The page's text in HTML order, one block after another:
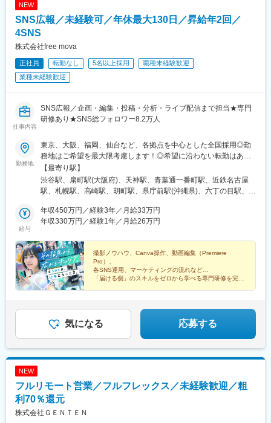
(東京都)、錦糸町駅、梅島駅、麹町駅、神田駅(東京都)、武蔵小金
三越前駅、明治神宮前駅、半蔵門駅、八丁堀駅(東京都)、多磨駅、
駅、赤坂駅(東京都)、虎ノ門駅、綾瀬駅、鶴川駅、水天宮前駅、新
橋駅、富士見ケ丘駅、豊田駅、西新井大師西駅、池上駅、羽田空
港第３ターミナル駅(京急)、八王子駅、神楽坂駅、南砂町駅、志茂
堂駅、鳥浜駅、横浜駅、三浦海岸駅、生田駅(神奈川県)、下飯田
駅、相武台前駅、湘南台駅、瀬谷駅、新百合ケ丘駅、センター南
野駅、藤が丘駅(神奈川県)、東戸塚駅、長津田駅、新横浜駅、山手
駅、関屋駅(新潟県)、甲斐住吉駅、渚駅(長野県)、掛川駅、掛川市
役所前駅、神宮前駅、西春駅、小池駅、荒畑駅、牛久保駅、水口
駅、瀬田駅(滋賀県)、醍醐駅(京都府)、西院駅(阪急線)、伏見桃山
駅、西大路駅、烏丸駅、円町駅、西大橋駅、なんば駅(南海線)、大
阪駅、門真市駅、本町駅、大阪梅田駅(阪急線)、南森町駅、河内国
分駅、樽井駅、森ノ宮駅、ドーム前千代崎駅、玉出駅、少路駅、
蒲生四丁目駅、あびこ駅、柏原駅(大阪府)、千里丘駅、和泉府中
駅、千里中央駅(北大阪急行)、鶴見緑地駅、天王寺駅、三国駅(大
駅、忍ケ丘駅、京橋駅(大阪府)、七道駅、庄内駅(大阪府)、なんば
駅(地下鉄)、上牧駅(大阪府)、江坂駅、樟葉駅、なかもず駅、鳳
駅、天満橋駅、十三駅、中央市場前駅、三宮・花時計前駅、ひめ
じ別所駅、道場南口駅、仁川駅、姫路駅、御影駅(兵庫県・阪神
線)、岩屋駅(兵庫県)、学園都市駅、芦屋駅(東海道本線)、西明石
駅、佐賀駅、鳥栖駅、西鉄福岡駅、西新駅、博多駅、天神南駅、
大野城駅、安部山公園駅、賀茂駅、羽犬塚駅、千早駅、都府楼南
駅、五郎丸駅、井尻駅、酒殿駅、東比恵駅、中洲川端駅、竹下
駅、福間駅、遠賀野駅、野芥駅、赤間駅、小倉駅(福岡県)、茶山駅
(福岡県)、熊西駅、光の森駅、荒尾駅(熊本県)、花畑町駅、長崎駅
NEW
SNS広報／未経験可／年休最大130日／昇給年2回／
4SNS
株式会社free mova
正社員 転勤なし 5名以上採用
職種未経験歓迎
業種未経験歓迎
仕事内容
SNS広報／企画・編集・投稿・分析・ライブ配信まで担当★専門
研修あり★SNS総フォロワー8.2万人
勤務地
東京、大阪、福岡、仙台など、各拠点を中心とした全国採用◎勤
務地はご希望を最大限考慮します！◎希望に沿わない転勤はあり
ません。◎無期雇用派遣での勤務となります。◎U・Iターン支援
（上京支援制度）あり■東京本社東京都渋谷区道玄坂2-25-12 道玄
坂通3階3-1a■大阪支店大阪府大阪市北区南扇町7-17 MF梅田ビル
神8F■仙台支店宮城県仙台市青葉区一番町3-3-1クラックス仙台
4F■名古屋支店愛知県名古屋市中村区名駅3-28-12大名古屋ビルヂ
市中央区北4条西4丁目1-7MMS札幌駅前ビル 324■高崎支店群馬県
高崎市栄町3番11号高崎バナーズビル 512■広島支店広島県広島市
中区幟町13－15リージャス新広島 1F・2F■沖縄支店沖縄県那覇市
久茂地2-2-2タイムスビル2F※その他主要都市での支店設立計画中
【最寄り駅】
渋谷駅、扇町駅(大阪府)、天神駅、青葉通一番町駅、近鉄名古屋
駅、札幌駅、高崎駅、胡町駅、県庁前駅(沖縄県)、六丁の目駅、南
駅、井野駅(群馬県)、上州七日市駅、駒形駅、戸田駅(埼玉県)、高
坂駅、光が丘駅、上熊谷駅、大宮公園駅、越谷レイクタウン駅、
新座駅、さいたま新都心駅、志木駅、上福岡駅、新狭山駅、鶴瀬
駅、西大宮駅、せんげん台駅、西川口駅、花崎駅、武蔵浦和駅、
南浦和駅、行田市駅、行徳駅、柏駅、千葉中央駅、流山おおたか
の森駅、下総中山駅、東松戸駅、千葉みなと駅、津田沼駅、北柏
駅、千葉駅、袖ケ浦駅、南船橋駅、蘇我駅、松戸駅、我孫子駅、
都)、豊洲駅、平和台駅(東京都)、吉祥寺駅、有楽町駅、自由が丘
駅、二子玉川駅、東武練馬駅、外苑前駅、京橋駅(東京都)、赤坂見
附駅、品川シーサイド駅、田町駅(東京都)、茅場町駅、池袋駅、東
(東京都)、錦糸町駅、梅島駅、麹町駅、神田駅(東京都)、武蔵小金
井駅、六本木駅、原宿駅、恵比寿駅、東雲駅(東京都)、多摩境駅、
三越前駅、明治神宮前駅、半蔵門駅、八丁堀駅(東京都)、多磨駅、
給与
年収450万円／経験3年／月給33万円
年収330万円／経験1年／月給26万円
撮影ノウハウ、Canva操作、動画編集（Premiere
Pro）、
各SNS運用、マーケティングの流れなど…
「届ける側」のスキルをゼロから学べる専門研修を完
原稿内「仕事内容」欄をご確認ください◎
気になる 応募する
NEW
フルリモート営業／フルフレックス／未経験歓迎／粗
利70％還元
株式会社ＧＥＮＴＥＮ